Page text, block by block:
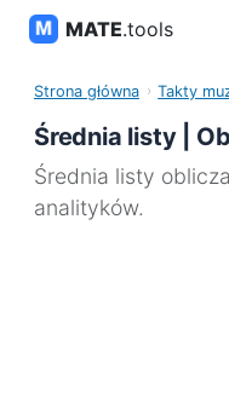
MATE.tools
Strona główna Takty
Średnia listy |
Średnia listy
analityków.